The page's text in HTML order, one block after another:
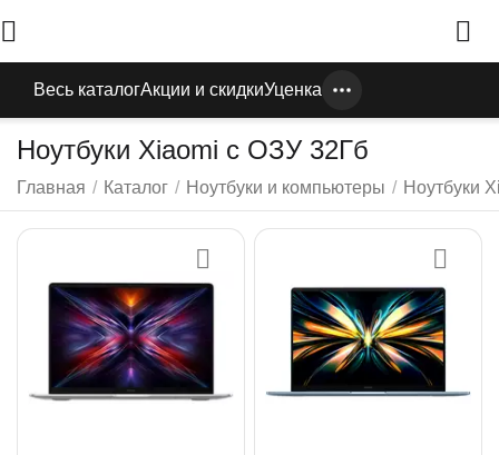
Весь каталогАкции и скидкиУценка
Ноутбуки Xiaomi с ОЗУ 32Гб
Главная / Каталог / Ноутбуки и компьютеры / Ноутбуки